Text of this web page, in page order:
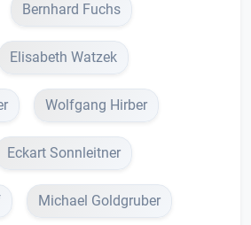
Bernhard Fuchs
Elisabeth Watzek
Wolfgang Hirber
Eckart Sonnleitner
Michael Goldgruber